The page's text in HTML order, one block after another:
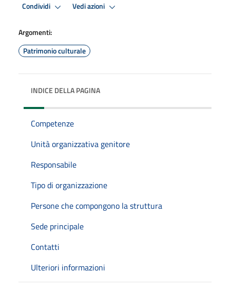
Condividi Vedi azioni
Argomenti:
Patrimonio culturale
INDICE DELLA PAGINA
Competenze
Unità organizzativa genitore
Responsabile
Tipo di organizzazione
Persone che compongono la struttura
Sede principale
Contatti
Ulteriori informazioni